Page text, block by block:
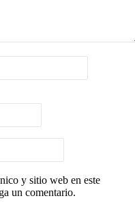
y sitio web en este
un comentario.